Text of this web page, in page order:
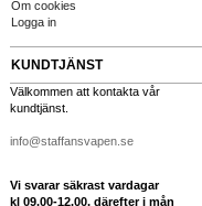
Om cookies
Logga in
KUNDTJÄNST
Välkommen att kontakta vår
kundtjänst.
info@staffansvapen.se
Vi svarar säkrast vardagar
kl 09.00-12.00, därefter i mån